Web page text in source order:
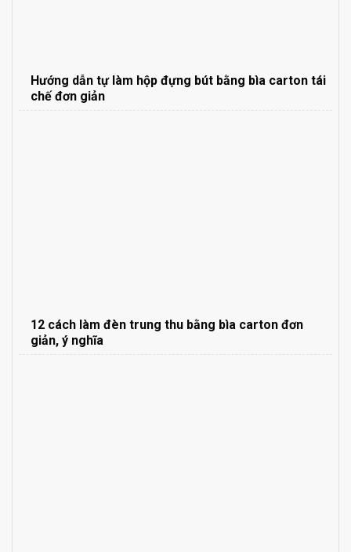
Hướng dẫn tự làm hộp đựng bút bằng bìa carton tái
chế đơn giản
12 cách làm đèn trung thu bằng bìa carton đơn
giản, ý nghĩa